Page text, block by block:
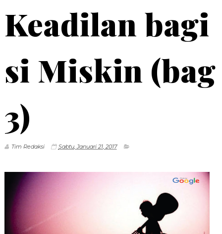
Keadilan bagi
si Miskin (bag
3)
Tim Redaksi Sabtu, Januari 21, 2017